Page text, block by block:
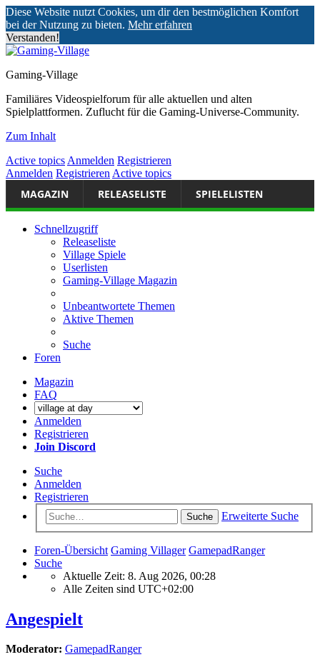
Diese Website nutzt Cookies, um dir den bestmöglichen Komfort
bei der Nutzung zu bieten. Mehr erfahren
Verstanden!
Gaming-Village
Familiäres Videospielforum für alle aktuellen und alten
Spielplattformen. Zuflucht für die Gaming-Universe-Community.
Zum Inhalt
Active topics Anmelden Registrieren
Anmelden Registrieren Active topics
MAGAZIN RELEASELISTE SPIELELISTEN
Schnellzugriff
Releaseliste
Village Spiele
Userlisten
Gaming-Village Magazin
Unbeantwortete Themen
Aktive Themen
Suche
Foren
Magazin
FAQ
Anmelden
Registrieren
Join Discord
Suche
Anmelden
Registrieren
Suche Erweiterte Suche
Foren-Übersicht Gaming Villager GamepadRanger
Suche
Aktuelle Zeit: 8. Aug 2026, 00:28
Alle Zeiten sind UTC+02:00
Angespielt
Moderator: GamepadRanger